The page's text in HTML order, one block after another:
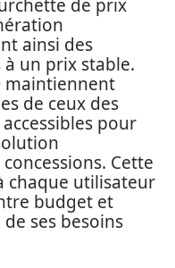
de prix
ainsi des
un prix stable.
maintiennent
de ceux des
pour
Cette
chaque utilisateur
budget et
ses besoins